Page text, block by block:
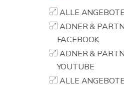
ALLE
ADNER &
FACEBOOK
ADNER &
YOUTUBE
ALLE